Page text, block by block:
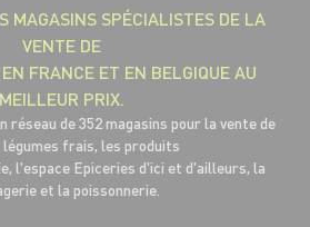
MAGASINS SPÉCIALISTES DE LA
VENTE DE
FRANCE ET EN BELGIQUE AU
MEILLEUR PRIX.
réseau de 352 magasins pour la vente de
frais, les produits
l'espace Epiceries d'ici et d'ailleurs, la
et la poissonnerie.